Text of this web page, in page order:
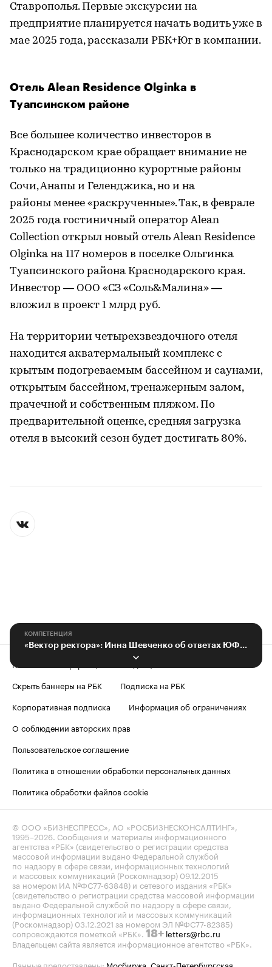
Ставрополья. Первые экскурсии на
предприятие планируется начать водить уже в
мае 2025 года, рассказали РБК+Юг в компании.
Отель Alean Residence Olginka в
Туапсинском районе
Все большее количество инвесторов в
Краснодарском крае обращает внимание не
только на традиционно курортные районы
Сочи, Анапы и Геленджика, но и на
районы менее «раскрученные». Так, в феврале
2025 года гостиничный оператор Alean
Collection открыл новый отель Alean Residence
Olginka на 117 номеров в поселке Ольгинка
Туапсинского района Краснодарского края.
Инвестор — ООО «СЗ «Соль&Малина» —
вложил в проект 1 млрд руб.
На территории четырехзвездочного отеля
находится акватермальный комплекс с
крытым подогреваемым бассейном и саунами,
открытым бассейном, тренажерным залом,
прачечной и собственным пляжом. По
предварительной оценке, средняя загрузка
отеля в высокий сезон будет достигать 80%.
КОМПЕТЕНЦИЯ
«Вектор ректора»: Инна Шевченко об ответах ЮФУ на кадровые вызовы
Контактная информация
Редакция
Скрыть баннеры на РБК
Подписка на РБК
Корпоративная подписка
Информация об ограничениях
О соблюдении авторских прав
Пользовательское соглашение
Политика в отношении обработки персональных данных
Политика обработки файлов cookie
© ООО «БИЗНЕСПРЕСС», АО «РОСБИЗНЕСКОНСАЛТИНГ»,
1995–2026 . Сообщения и материалы информационного
агентства «РБК» (свидетельство о регистрации средства
массовой информации выдано Федеральной службой
по надзору в сфере связи, информационных технологий
и массовых коммуникаций (Роскомнадзор) 09.12.2015
за номером ИА №ФС77-63848) и сетевого издания «РБК»
(свидетельство о регистрации средства массовой информации
выдано Федеральной службой по надзору в сфере связи,
информационных технологий и массовых коммуникаций
(Роскомнадзор) 03.12.2021 за номером ЭЛ №ФС77-82385)
сопровождаются пометкой «РБК». 18+ letters@rbc.ru
Владельцем сайта является информационное агентство «РБК».
Данные предоставлены: Мосбиржа Санкт-Петербургская